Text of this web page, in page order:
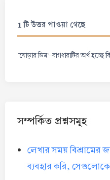
1 টি উত্তর পাওয়া গেছে
'ঘোড়ার ডিম'-বাগধারাটির অর্থ হচ্ছে
সম্পর্কিত প্রশ্নসমূহ
লেখার সময় বিশ্রামের
ব্যবহার করি,